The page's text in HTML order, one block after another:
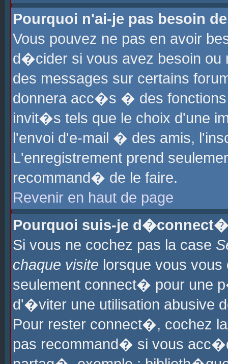
Pourquoi n'ai-je pas besoin
Vous pouvez ne pas en avoir
d�cider si vous avez besoin ou
des messages sur certains
donnera acc�s � des fonctions
invit�s tels que le choix d'une
l'envoi d'e-mail � des amis,
L'enregistrement prend
recommand� de le faire.
Revenir en haut de page
Pourquoi suis-je
Si vous ne cochez pas la case
chaque visite lorsque vous
seulement connect� pour une
d'�viter une utilisation abusive
Pour rester connect�, cochez
pas recommand� si vous